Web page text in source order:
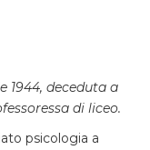
1944, deceduta a
di liceo.
psicologia a